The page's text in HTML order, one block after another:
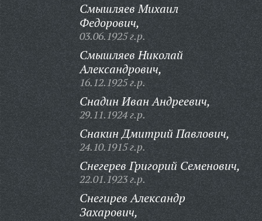
Смышляев Михаил
Федорович,
03.06.1925 г.р.
Смышляев Николай
Александрович,
16.12.1925 г.р.
Снадин Иван Андреевич,
29.11.1924 г.р.
Снакин Дмитрий Павлович,
24.10.1915 г.р.
Снегерев Григорий Семенович,
22.01.1923 г.р.
Снегирев Александр
Захарович,